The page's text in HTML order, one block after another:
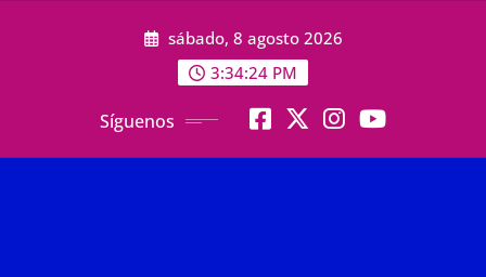
sábado, 8 agosto 2026
3:34:26 PM
Síguenos